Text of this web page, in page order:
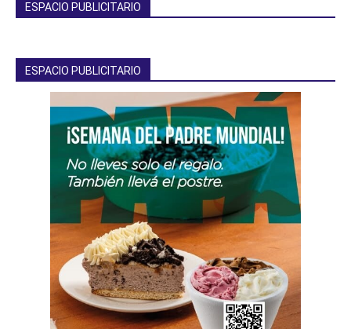
ESPACIO PUBLICITARIO
ESPACIO PUBLICITARIO